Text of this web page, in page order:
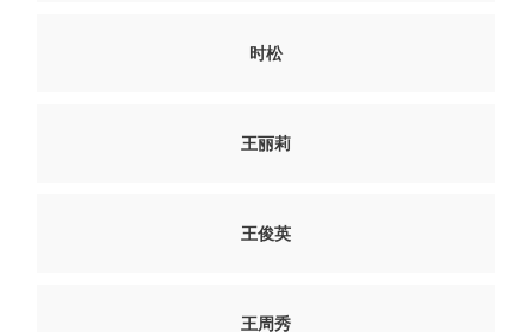
时松
王丽莉
王俊英
王周秀